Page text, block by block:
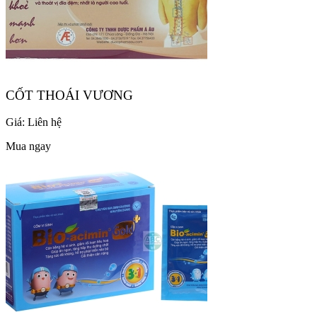
CỐT THOÁI VƯƠNG
Giá: Liên hệ
Mua ngay